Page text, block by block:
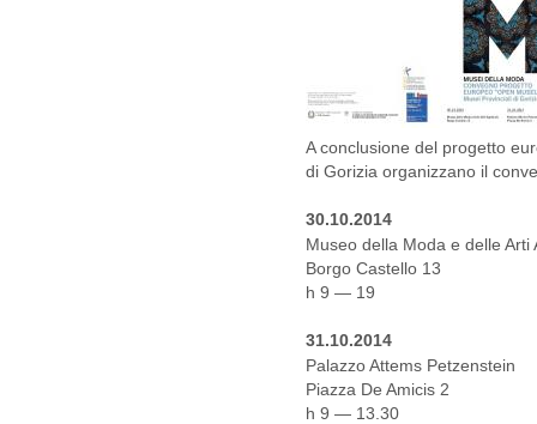
A conclusione del progetto
di Goriziaorganizzano il
30.10.2014
Museo della Moda e delle Arti
Borgo Castello 13
h 9 — 19
31.10.2014
Palazzo Attems Petzenstein
Piazza De Amicis 2
h 9 — 13.30